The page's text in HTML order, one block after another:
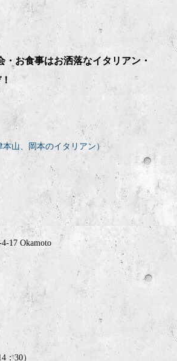
・お食事はお洒落なイタリアン・
本山、岡本のイタリアン）
17 Okamoto
：30）